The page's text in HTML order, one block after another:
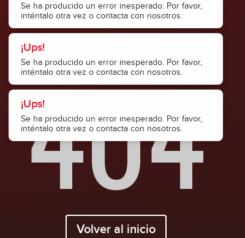
Se ha producido un error inesperado. Por favor,
inténtalo otra vez o contacta con nosotros.
¡Ups!
Se ha producido un error inesperado. Por favor,
inténtalo otra vez o contacta con nosotros.
¡Ups!
Se ha producido un error inesperado. Por favor,
inténtalo otra vez o contacta con nosotros.
404
Volver al inicio